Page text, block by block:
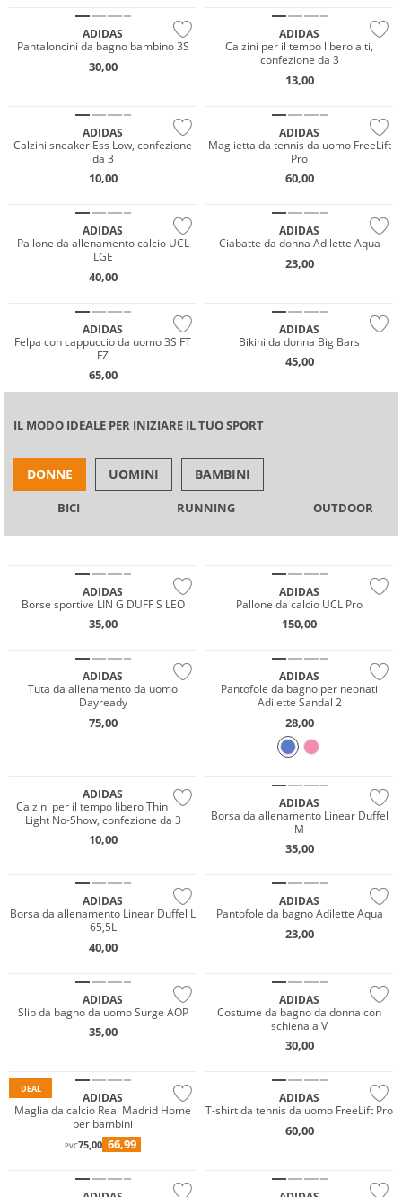
ADIDAS
Pantaloncini da bagno bambino 3S
30,00
ADIDAS
Calzini per il tempo libero alti,
confezione da 3
13,00
ADIDAS
Calzini sneaker Ess Low, confezione
da 3
10,00
ADIDAS
Maglietta da tennis da uomo FreeLift
Pro
60,00
ADIDAS
Pallone da allenamento calcio UCL
LGE
40,00
ADIDAS
Ciabatte da donna Adilette Aqua
23,00
ADIDAS
Felpa con cappuccio da uomo 3S FT
FZ
65,00
ADIDAS
Bikini da donna Big Bars
45,00
IL MODO IDEALE PER INIZIARE IL TUO SPORT
DONNE UOMINI BAMBINI
BICI RUNNING OUTDOOR
ADIDAS
Borse sportive LIN G DUFF S LEO
35,00
ADIDAS
Pallone da calcio UCL Pro
150,00
ADIDAS
Tuta da allenamento da uomo
Dayready
75,00
ADIDAS
Pantofole da bagno per neonati
Adilette Sandal 2
28,00
ADIDAS
Calzini per il tempo libero Thin and
Light No-Show, confezione da 3
10,00
ADIDAS
Borsa da allenamento Linear Duffel
M
35,00
ADIDAS
Borsa da allenamento Linear Duffel L
65,5L
40,00
ADIDAS
Pantofole da bagno Adilette Aqua
23,00
ADIDAS
Slip da bagno da uomo Surge AOP
35,00
ADIDAS
Costume da bagno da donna con
schiena a V
30,00
DEAL
ADIDAS
Maglia da calcio Real Madrid Home
per bambini
PVC75,00 66,99
ADIDAS
T-shirt da tennis da uomo FreeLift Pro
60,00